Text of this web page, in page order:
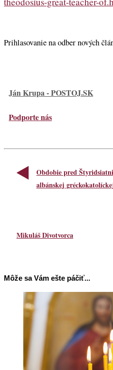
Prihlasovanie na odber nových
Ján Krupa - POSTOJ.SK
Podporte nás
Obdobie pred
albánskej
Mikuláš Divotvorca
Môže sa Vám ešte páčiť...